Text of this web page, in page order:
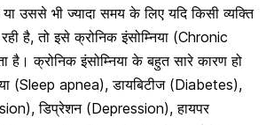
उससे भी ज्यादा समय के लिए यदि किसी व्यक्ति
है, तो इसे क्रोनिक इंसोम्निया (Chronic
है। क्रोनिक इंसोम्निया के बहुत सारे कारण हो
(Sleep apnea), डायबिटीज (Diabetes),
डिप्रेशन (Depression), हायपर